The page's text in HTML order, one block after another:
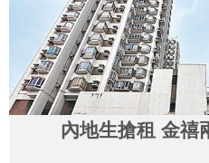
內地生搶租 金禧